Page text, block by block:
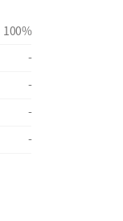
100%
-
-
-
-